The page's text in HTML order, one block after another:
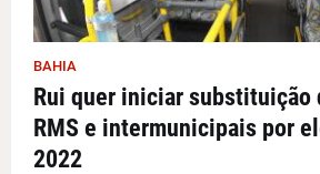
BAHIA
Rui quer iniciar substituição
RMS e intermunicipais por
2022